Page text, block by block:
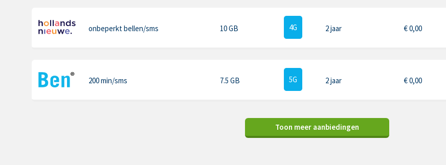
onbeperkt bellen/sms 10 GB 4G 2 jaar €0,00
200 min/sms 7.5 GB 5G 2 jaar €0,00
Toon meer aanbiedingen